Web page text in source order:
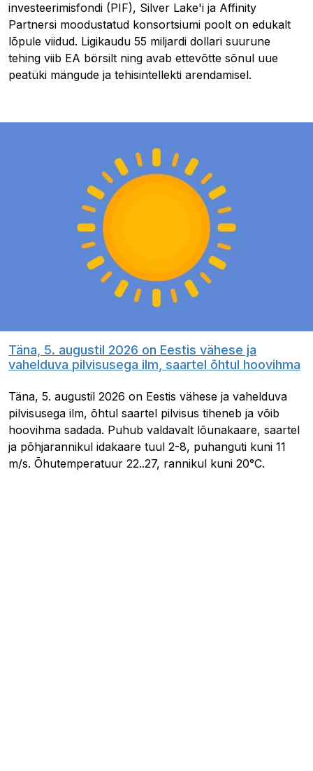
investeerimisfondi (PIF), Silver Lake'i ja Affinity
Partnersi moodustatud konsortsiumi poolt on edukalt
lõpule viidud. Ligikaudu 55 miljardi dollari suurune
tehing viib EA börsilt ning avab ettevõtte sõnul uue
peatüki mängude ja tehisintellekti arendamisel.
Täna, 5. augustil 2026 on Eestis vähese ja
vahelduva pilvisusega ilm, saartel õhtul hoovihma
Täna, 5. augustil 2026 on Eestis vähese ja vahelduva
pilvisusega ilm, õhtul saartel pilvisus tiheneb ja võib
hoovihma sadada. Puhub valdavalt lõunakaare, saartel
ja põhjarannikul idakaare tuul 2-8, puhanguti kuni 11
m/s. Õhutemperatuur 22..27, rannikul kuni 20°C.